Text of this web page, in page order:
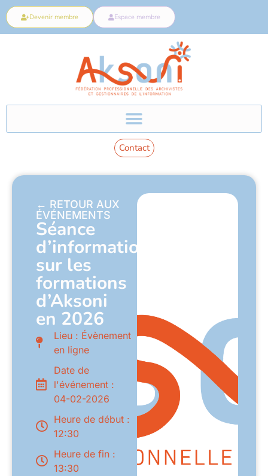
Devenir membre Espace membre
Contact
← RETOUR AUX
ÉVÉNEMENTS
Séance
d’information
sur les
formations
d’Aksoni
en 2026
Lieu : Évènement
en ligne
Date de
l'événement :
04-02-2026
Heure de début :
12:30
Heure de fin :
13:30